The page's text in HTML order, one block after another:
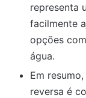
representa
facilmente
opções
água.
Em
reversa é